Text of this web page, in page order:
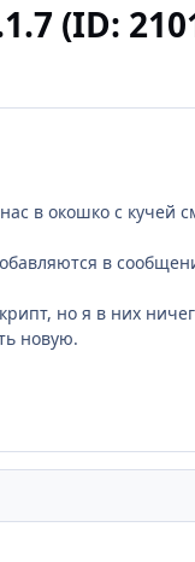
(ID:
в окошко с кучей
в
но я в них
новую.